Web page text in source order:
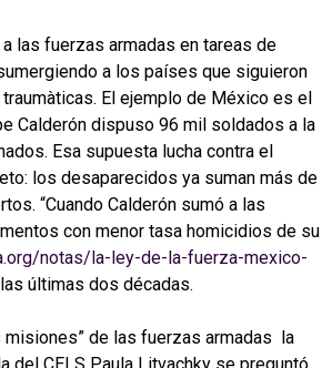
las fuerzas armadas en tareas de
a los países que siguieron
El ejemplo de México es el
Calderón dispuso 96 mil soldados a la
Esa supuesta lucha contra el
los desaparecidos ya suman más de
“Cuando Calderón sumó a las
con menor tasa homicidios de su
notas/la-ley-de-la-fuerza-mexico-
últimas dos décadas.
misiones” de las fuerzas armadas la